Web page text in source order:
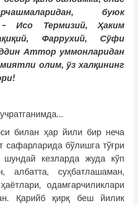
буюк
– Исо Термизий, Ҳаким
Фаррухий, Сўфи
Аттор уммонларидан
олим, ўз халқининг
билан ҳар йили бир неча
сафарларида бўлишга тўғри
кезларда жуда кўп
албатта, суҳбатлашаман,
одамгарчиликлари
Қарийб қирқ беш йилик